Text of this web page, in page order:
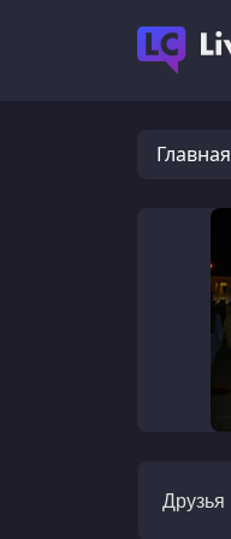
Главная
Друзья